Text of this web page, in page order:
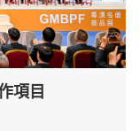
項目